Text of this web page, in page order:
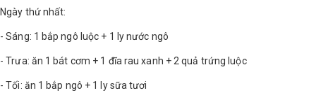
Ngày thứ nhất:
- Sáng: 1 bắp ngô luộc + 1 ly nước ngô
- Trưa: ăn 1 bát cơm + 1 đĩa rau xanh + 2 quả trứng luộc
- Tối: ăn 1 bắp ngô + 1 ly sữa tươi